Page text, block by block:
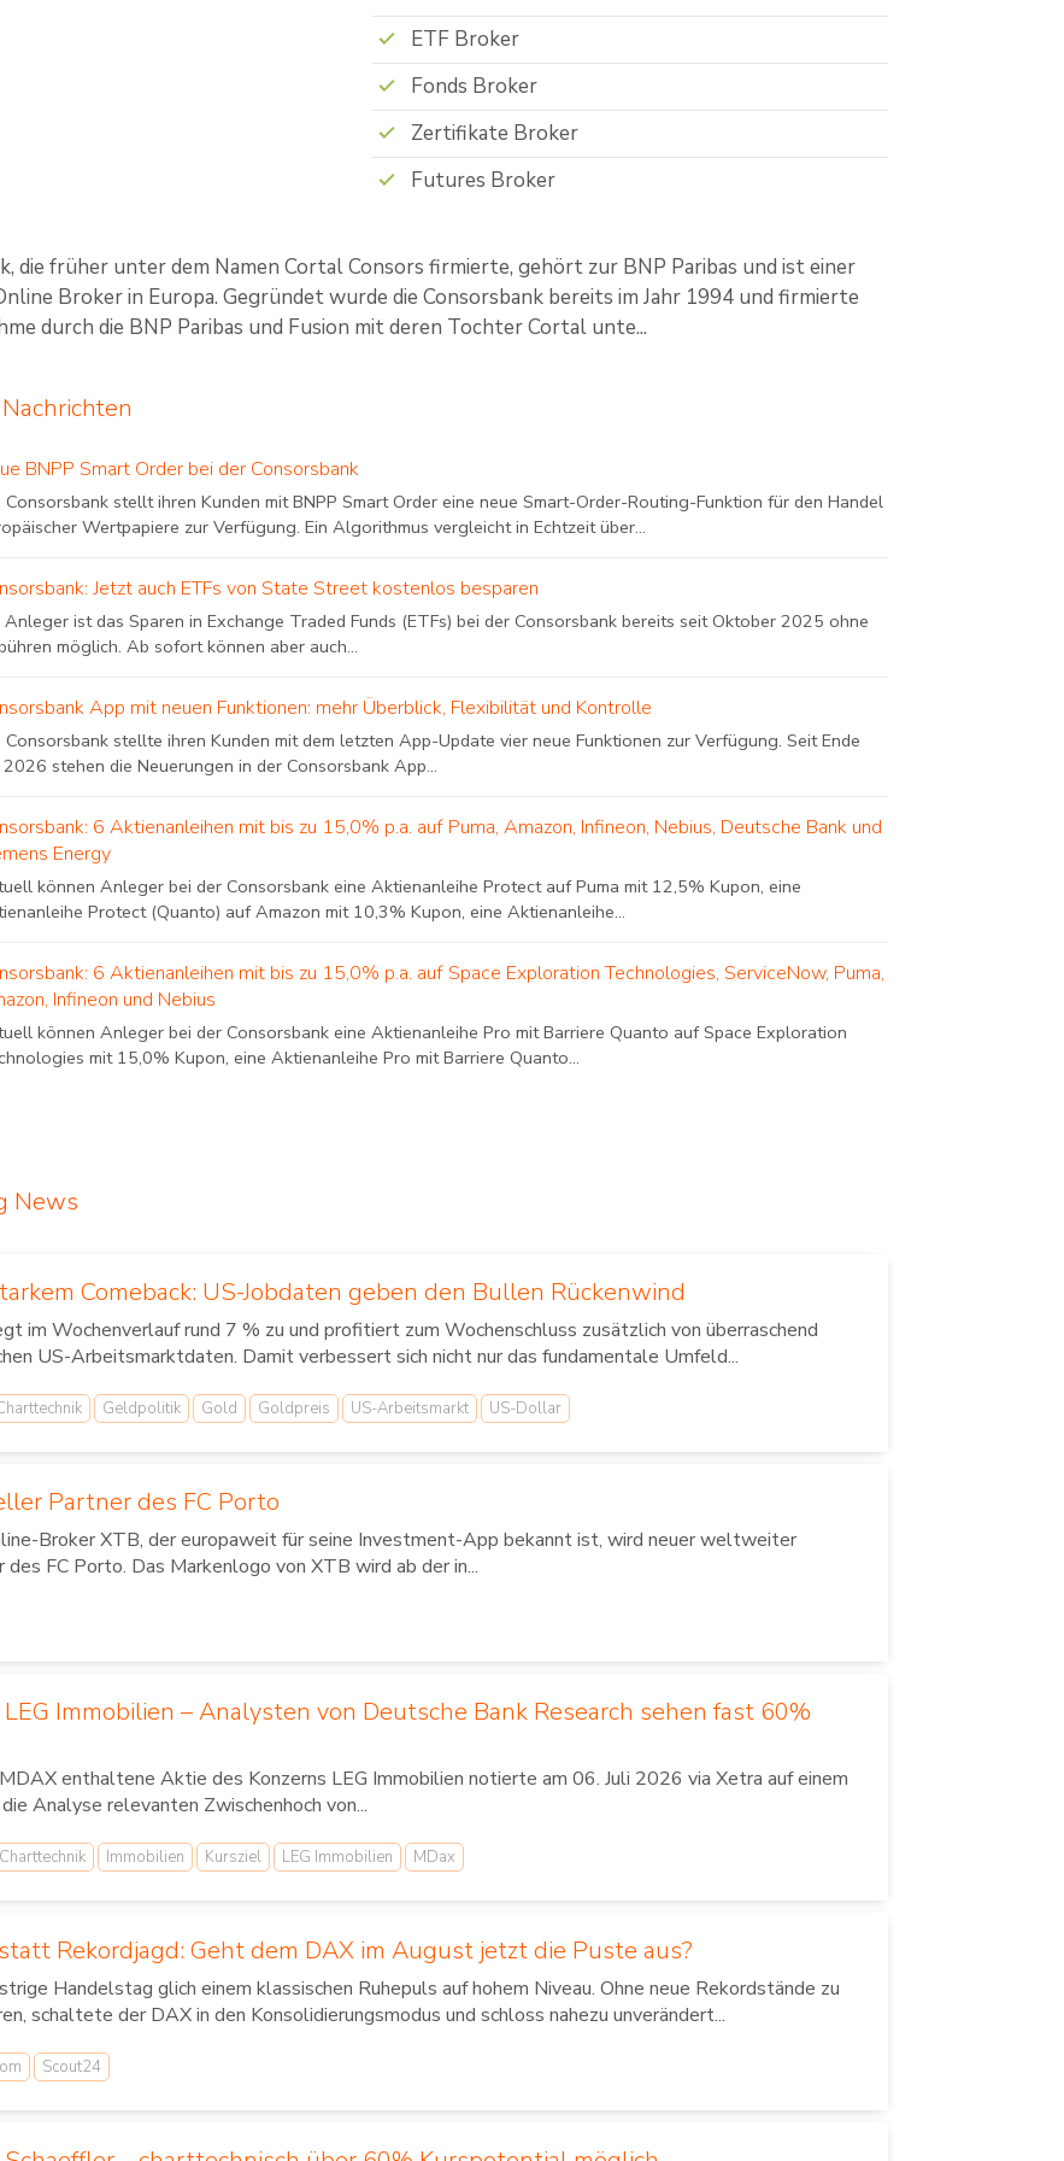
ETF Broker
Fonds Broker
Zertifikate Broker
Futures Broker
die früher unter dem Namen Cortal Consors firmierte, gehört zur BNP Paribas und ist einer
Broker in Europa. Gegründet wurde die Consorsbank bereits im Jahr 1994 und firmierte
durch die BNP Paribas und Fusion mit deren Tochter Cortal unte...
BNPP Smart Order bei der Consorsbank
Consorsbank stellt ihren Kunden mit BNPP Smart Order eine neue Smart-Order-Routing-Funktion für den Handel
Wertpapiere zur Verfügung. Ein Algorithmus vergleicht in Echtzeit über...
Jetzt auch ETFs von State Street kostenlos besparen
Anleger ist das Sparen in Exchange Traded Funds (ETFs) bei der Consorsbank bereits seit Oktober 2025 ohne
möglich. Ab sofort können aber auch...
App mit neuen Funktionen: mehr Überblick, Flexibilität und Kontrolle
Consorsbank stellte ihren Kunden mit dem letzten App-Update vier neue Funktionen zur Verfügung. Seit Ende
2026 stehen die Neuerungen in der Consorsbank App...
6 Aktienanleihen mit bis zu 15,0% p.a. auf Puma, Amazon, Infineon, Nebius, Deutsche Bank und
Energy
können Anleger bei der Consorsbank eine Aktienanleihe Protect auf Puma mit 12,5% Kupon, eine
Protect (Quanto) auf Amazon mit 10,3% Kupon, eine Aktienanleihe...
6 Aktienanleihen mit bis zu 15,0% p.a. auf Space Exploration Technologies, ServiceNow, Puma,
Infineon und Nebius
können Anleger bei der Consorsbank eine Aktienanleihe Pro mit Barriere Quanto auf Space Exploration
mit 15,0% Kupon, eine Aktienanleihe Pro mit Barriere Quanto...
News
Comeback: US-Jobdaten geben den Bullen Rückenwind
im Wochenverlauf rund 7 % zu und profitiert zum Wochenschluss zusätzlich von überraschend
US-Arbeitsmarktdaten. Damit verbessert sich nicht nur das fundamentale Umfeld...
Geldpolitik Gold Goldpreis US-Arbeitsmarkt US-Dollar
Partner des FC Porto
Broker XTB, der europaweit für seine Investment-App bekannt ist, wird neuer weltweiter
des FC Porto. Das Markenlogo von XTB wird ab der in...
Immobilien – Analysten von Deutsche Bank Research sehen fast 60%
enthaltene Aktie des Konzerns LEG Immobilien notierte am 06. Juli 2026 via Xetra auf einem
Analyse relevanten Zwischenhoch von...
Charttechnik Immobilien Kursziel LEG Immobilien MDax
Rekordjagd: Geht dem DAX im August jetzt die Puste aus?
Handelstag glich einem klassischen Ruhepuls auf hohem Niveau. Ohne neue Rekordstände zu
schaltete der DAX in den Konsolidierungsmodus und schloss nahezu unverändert...
Scout24